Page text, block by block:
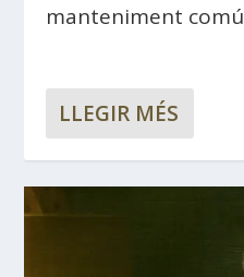
manteniment comú
LLEGIR MÉS